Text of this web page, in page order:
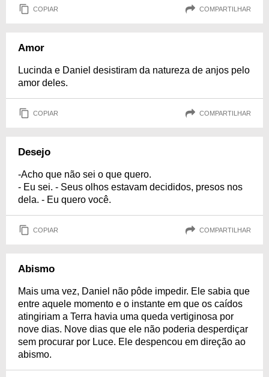
COPIAR COMPARTILHAR
Amor
Lucinda e Daniel desistiram da natureza de anjos pelo
amor deles.
COPIAR COMPARTILHAR
Desejo
-Acho que não sei o que quero.
- Eu sei. - Seus olhos estavam decididos, presos nos
dela. - Eu quero você.
COPIAR COMPARTILHAR
Abismo
Mais uma vez, Daniel não pôde impedir. Ele sabia que
entre aquele momento e o instante em que os caídos
atingiriam a Terra havia uma queda vertiginosa por
nove dias. Nove dias que ele não poderia desperdiçar
sem procurar por Luce. Ele despencou em direção ao
abismo.